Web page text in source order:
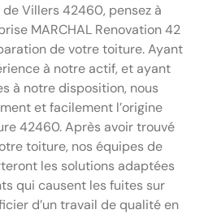
Villers 42460, pensez à
MARCHAL Renovation 42
de votre toiture. Ayant
à notre actif, et ayant
à notre disposition, nous
et facilement l’origine
42460. Après avoir trouvé
toiture, nos équipes de
les solutions adaptées
qui causent les fuites sur
d’un travail de qualité en